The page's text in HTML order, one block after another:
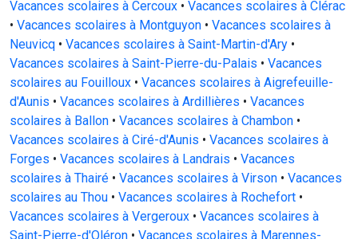
Vacances scolaires à Cercoux • Vacances scolaires à Clérac
• Vacances scolaires à Montguyon • Vacances scolaires à
Neuvicq • Vacances scolaires à Saint-Martin-d'Ary •
Vacances scolaires à Saint-Pierre-du-Palais • Vacances
scolaires au Fouilloux • Vacances scolaires à Aigrefeuille-
d'Aunis • Vacances scolaires à Ardillières • Vacances
scolaires à Ballon • Vacances scolaires à Chambon •
Vacances scolaires à Ciré-d'Aunis • Vacances scolaires à
Forges • Vacances scolaires à Landrais • Vacances
scolaires à Thairé • Vacances scolaires à Virson • Vacances
scolaires au Thou • Vacances scolaires à Rochefort •
Vacances scolaires à Vergeroux • Vacances scolaires à
Saint-Pierre-d'Oléron • Vacances scolaires à Marennes-